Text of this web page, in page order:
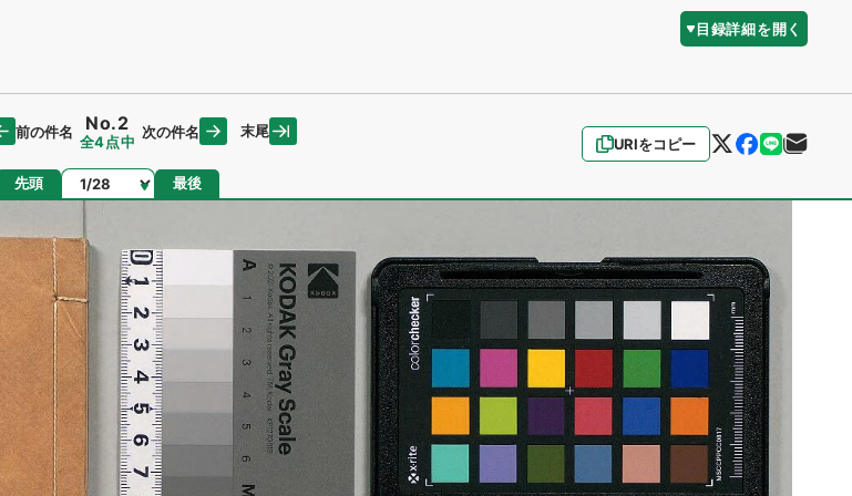
目録詳細を開く
URIをコピー
前の件名 No.2
全4点中
次の件名 末尾
先頭 ページ 最後